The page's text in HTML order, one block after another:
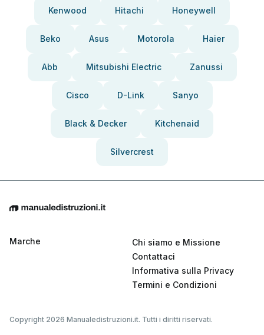
Kenwood Hitachi Honeywell
Beko Asus Motorola Haier
Abb Mitsubishi Electric Zanussi
Cisco D-Link Sanyo
Black & Decker Kitchenaid
Silvercrest
Marche
Chi siamo e Missione
Contattaci
Informativa sulla Privacy
Termini e Condizioni
Copyright 2026 Manualedistruzioni.it. Tutti i diritti riservati.